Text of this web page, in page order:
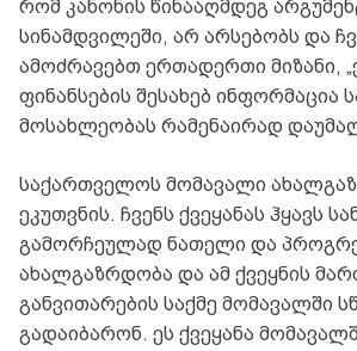
რომ კანონის წინააღმდეგ
სინამდვილეში, არ არსებობს და
ამოძრავებთ ერთადერთი მიზანი,
ფინანსების შესახებ ინფორმაცია
მოსახლეობას რამენაირად
საქართველოს მომავალი
ეკუთვნის. ჩვენს ქვეყანას ჰყავს
გამორჩეულად ნათელი და
ახალგაზრდობა და ამ ქვეყნის
განვითარების საქმე მომავალში
გადაიბარონ. ეს ქვეყანა